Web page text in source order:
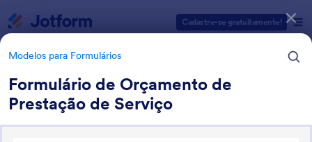
Cadastre-se gratuitamente!
Modelos para Formulários
Formulário de Orçamento de
Prestação de Serviço
Categorias de Modelos para Formulários